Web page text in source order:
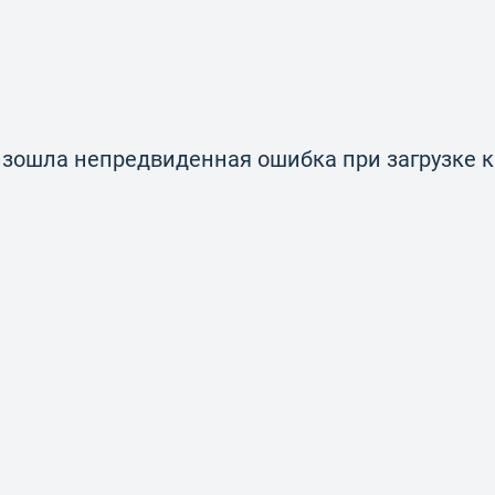
непредвиденная ошибка при загрузке